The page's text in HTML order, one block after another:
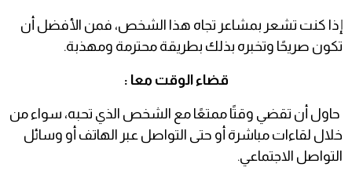
إذا كنت تشعر بمشاعر تجاه هذا الشخص، فمن الأفضل أن
تكون صريحًا وتخبره بذلك بطريقة محترمة ومهذبة.
قضاء الوقت معا :
حاول أن تقضي وقتًا ممتعًا مع الشخص الذي تحبه، سواء من
خلال لقاءات مباشرة أو حتى التواصل عبر الهاتف أو وسائل
التواصل الاجتماعي.